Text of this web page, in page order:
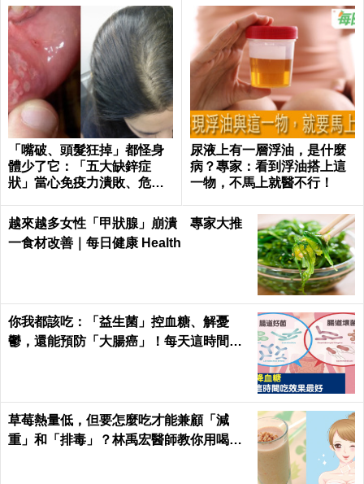
「嘴破、頭髮狂掉」都怪身
體少了它：「五大缺鋅症
狀」當心免疫力潰敗、危機
日健康Health
尿液上有一層浮油，是什麼
病？專家：看到浮油搭上這
一物，不馬上就醫不行！
越來越多女性「甲狀腺」崩潰 專家大推
一食材改善｜每日健康 Health
你我都該吃：「益生菌」控血糖、解憂
鬱，還能預防「大腸癌」！每天這時間吃
草莓熱量低，但要怎麼吃才能兼顧「減
重」和「排毒」？林禹宏醫師教你用喝的